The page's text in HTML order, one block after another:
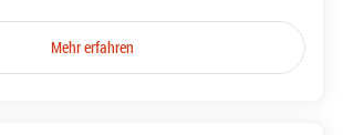
Mehr erfahren